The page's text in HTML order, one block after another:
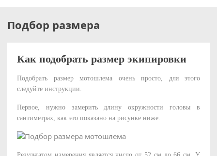
Подбор размера
Как подобрать размер экипировки
Подобрать размер мотошлема очень просто, для этого
следуйте инструкции.
Первое, нужно замерить длину окружности головы в
сантиметрах, как это показано на рисунке ниже.